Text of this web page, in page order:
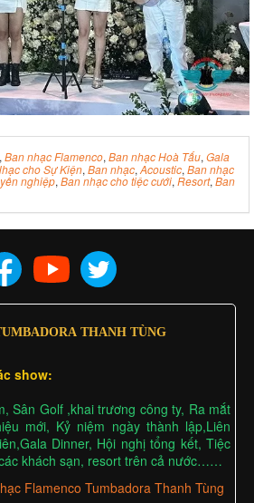
, Ban nhạc Flamenco, Ban nhạc Hoà Tấu, Gala
cho Sự Kiện, Ban nhạc, Acoustic, Ban nhạc
nghiệp, Ban nhạc cho tiệc cưới, Resort, Ban
THANH TÙNG
show:
Sân Golf ,khai trương công ty, Ra mắt
mới, Kỷ niệm ngày thành lập,Liên
Dinner, Hội nghị tổng kết, Tiệc
khách sạn, resort trên cả nước……